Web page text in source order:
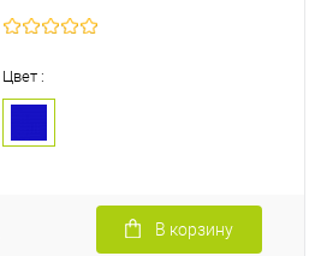
Цвет :
В корзину